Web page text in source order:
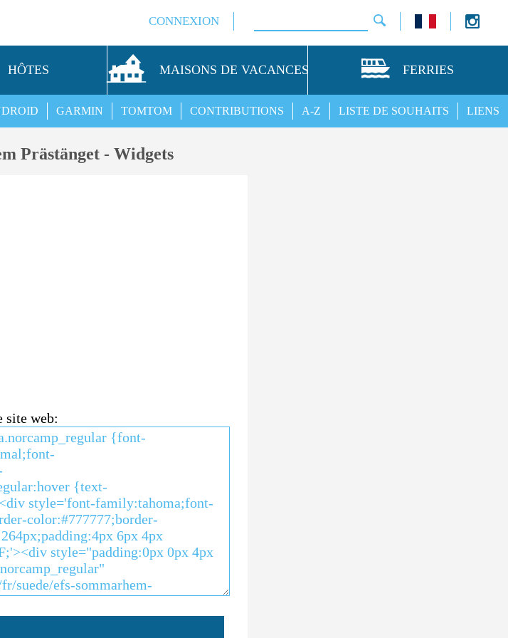
CONNEXION
HÔTES MAISONS DE VACANCES FERRIES
LIENS
LISTE DE SOUHAITS
A-Z
CONTRIBUTIONS
TOMTOM
GARMIN
Prästänget - Widgets
site web: